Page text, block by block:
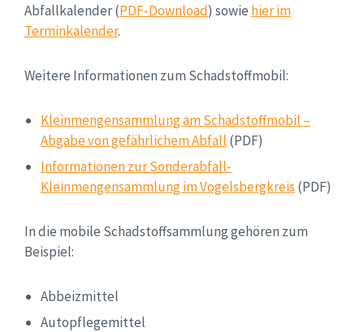
Abfallkalender (PDF-Download) sowie hier im
Terminkalender.
Weitere Informationen zum Schadstoffmobil:
Kleinmengensammlung am Schadstoffmobil –
Abgabe von gefährlichem Abfall (PDF)
Informationen zur Sonderabfall-
Kleinmengensammlung im Vogelsbergkreis (PDF)
In die mobile Schadstoffsammlung gehören zum
Beispiel:
Abbeizmittel
Autopflegemittel